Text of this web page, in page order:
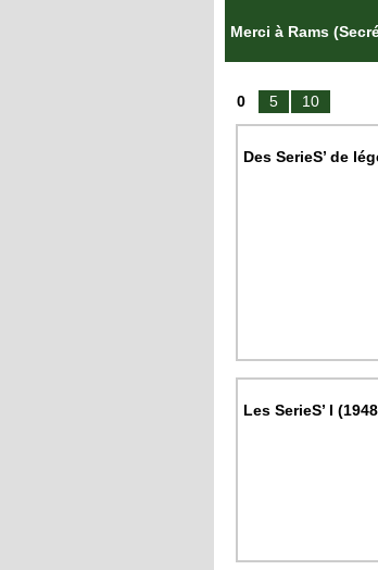
Merci à Rams
0
5 10
Des SerieS’ de
Les SerieS’ I